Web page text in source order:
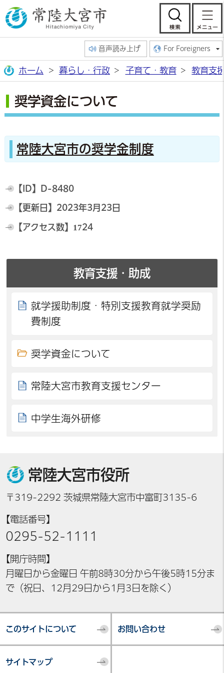
常陸大宮市公
検
音声読み上げ For Foreigners
ホーム 暮らし・行政 子育て・教育 教育支
奨学資金について
常陸大宮市の奨学金制度
【ID】 D-8480
【更新日】 2023年3月23日
【アクセス数】 1724
教育支援・助成
就学援助制度・特別支援教育就学奨励
費制度
奨学資金について
常陸大宮市教育支援センター
中学生海外研修
常陸大宮市役所
〒319-2292 茨城県常陸大宮市中富町3135-6
【電話番号】
0295-52-1111
【開庁時間】
月曜日から金曜日 午前8時30分から午後5時15分ま
で（祝日、12月29日から1月3日を除く）
このサイトについて お問い合わせ
サイトマップ